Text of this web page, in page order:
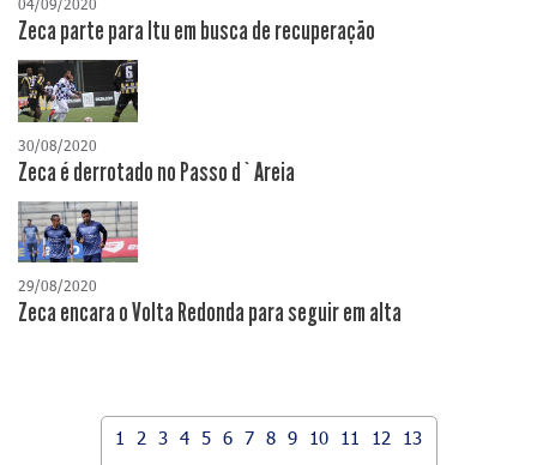
04/09/2020
Zeca parte para Itu em busca de recuperação
30/08/2020
Zeca é derrotado no Passo d`Areia
29/08/2020
Zeca encara o Volta Redonda para seguir em alta
1 2 3 4 5 6 7 8 9 10 11 12
13